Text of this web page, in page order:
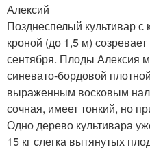
Алексий
Позднеспелый культивар
кроной (до 1,5 м)
сентября. Плоды Алексия
синевато-бордовой
выраженным восковым
сочная, имеет тонкий, но
Одно дерево культивара
15 кг слегка вытянутых